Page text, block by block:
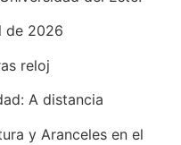
de 2026
reloj
A distancia
y Aranceles en el